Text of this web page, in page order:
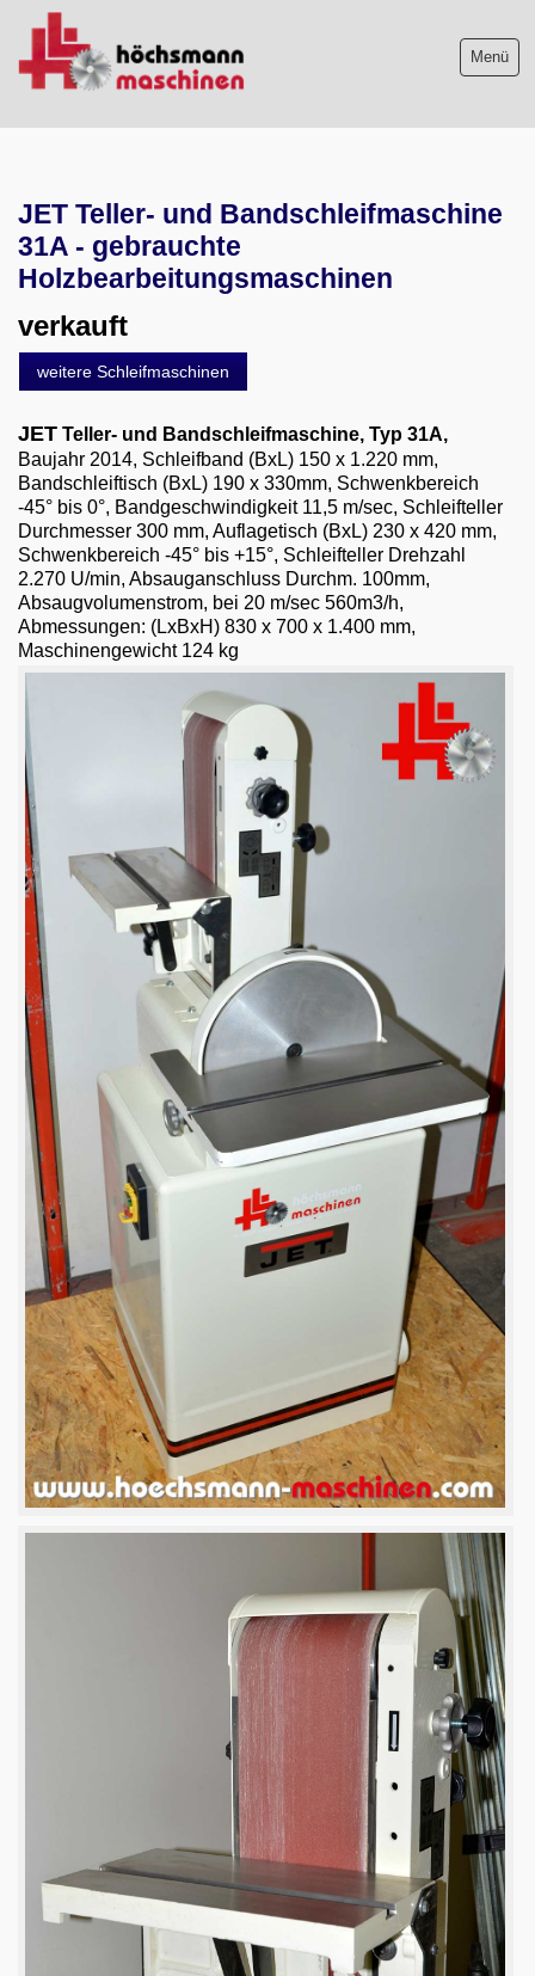
Menü
Maschinenankauf
Shop
Videos
Service
Wir über uns
06103-9744-0
Email
English
JET Teller- und Bandschleifmaschine
31A - gebrauchte
Holzbearbeitungsmaschinen
verkauft
weitere Schleifmaschinen
JET Teller- und Bandschleifmaschine, Typ 31A,
Baujahr 2014, Schleifband (BxL) 150 x 1.220 mm,
Bandschleiftisch (BxL) 190 x 330mm, Schwenkbereich
-45° bis 0°, Bandgeschwindigkeit 11,5 m/sec, Schleifteller
Durchmesser 300 mm, Auflagetisch (BxL) 230 x 420 mm,
Schwenkbereich -45° bis +15°, Schleifteller Drehzahl
2.270 U/min, Absauganschluss Durchm. 100mm,
Absaugvolumenstrom, bei 20 m/sec 560m3/h,
Abmessungen: (LxBxH) 830 x 700 x 1.400 mm,
Maschinengewicht 124 kg